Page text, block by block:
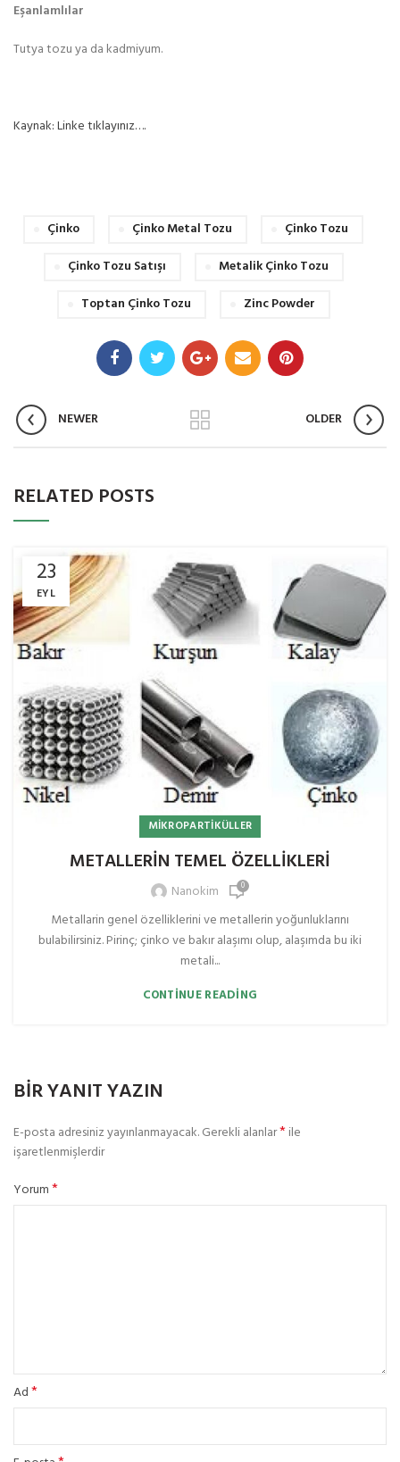
Eşanlamlılar
Tutya tozu ya da kadmiyum.
Kaynak: Linke tıklayınız….
Çinko Çinko Metal Tozu
Çinko Tozu
Çinko Tozu Satışı
Metalik Çinko Tozu
Toptan Çinko Tozu
Zinc Powder
NEWER OLDER
RELATED POSTS
23
EYL
MIKROPARTIKÜLLER
METALLERİN TEMEL ÖZELLİKLERİ
Nanokim 0
Metallarin genel özelliklerini ve metallerin yoğunluklarını
bulabilirsiniz. Pirinç; çinko ve bakır alaşımı olup, alaşımda bu iki
metali...
CONTINUE READING
BIR YANIT YAZIN
E-posta adresiniz yayınlanmayacak.Gerekli alanlar*ile
işaretlenmişlerdir
Yorum*
Ad*